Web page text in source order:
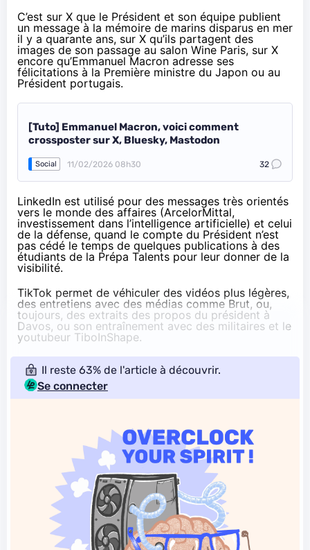
C’est sur X que le Président et son équipe publient
un message à la mémoire de marins disparus en mer
il y a quarante ans, sur X qu’ils partagent des
images de son passage au salon Wine Paris, sur X
encore qu’Emmanuel Macron adresse ses
félicitations à la Première ministre du Japon ou au
Président portugais.
[Tuto] Emmanuel Macron, voici comment
crossposter sur X, Bluesky, Mastodon
Social 11/02/2026 08h30 32
LinkedIn est utilisé pour des messages très orientés
vers le monde des affaires (ArcelorMittal,
investissement dans l’intelligence artificielle) et celui
de la défense, quand le compte du Président n’est
pas cédé le temps de quelques publications à des
étudiants de la Prépa Talents pour leur donner de la
visibilité.
TikTok permet de véhiculer des vidéos plus légères,
des entretiens avec des médias comme Brut, ou,
toujours, des extraits des propos du président à
Davos, ou son entraînement avec des militaires et le
youtubeur TiboInShape.
Il reste 63% de l'article à découvrir.
Se connecter